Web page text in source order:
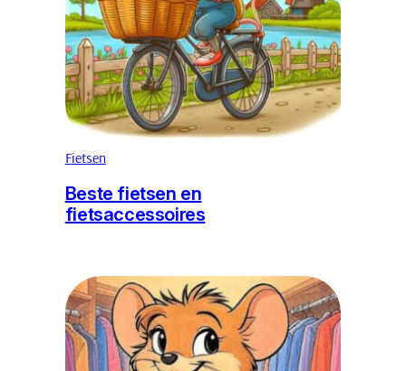
Fietsen
Beste fietsen en
fietsaccessoires